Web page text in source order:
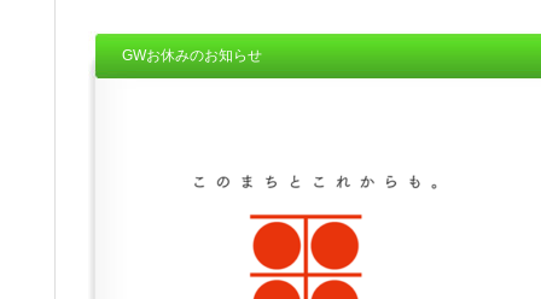
GWお休みのお知らせ